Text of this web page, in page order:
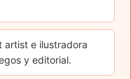
artist e ilustradora
y editorial.